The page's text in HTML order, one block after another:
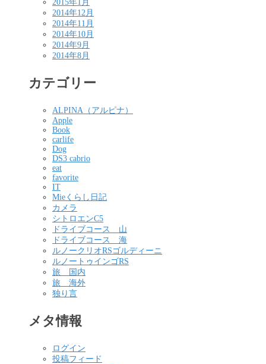
2015年1月
2014年12月
2014年11月
2014年10月
2014年9月
2014年8月
カテゴリー
ALPINA（アルピナ）
Apple
Book
carlife
Dog
DS3 cabrio
eat
favorite
IT
Mieくらし日記
カメラ
シトロエンC5
ドライブコース 山
ドライブコース 海
ルノークリオRSゴルディーニ
ルノートゥインゴRS
旅 国内
旅 海外
独り言
メタ情報
ログイン
投稿フィード